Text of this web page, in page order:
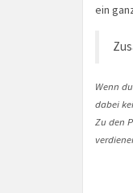
ein
Wenn
dabei
Zu den